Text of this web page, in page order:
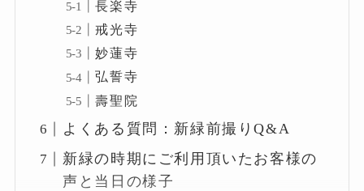
長楽寺
戒光寺
妙蓮寺
弘誓寺
壽聖院
よくある質問：新緑前撮りQ&A
新緑の時期にご利用頂いたお客様の
声と当日の様子